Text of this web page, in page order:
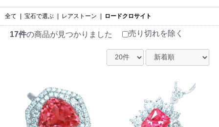
全て 宝石で選ぶ レアストーン ロードクロサイト
17件の商品が見つかりました 売り切れを除く